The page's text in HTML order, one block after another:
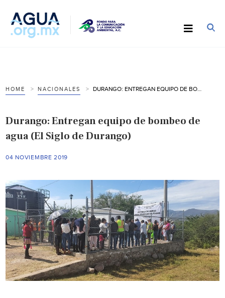
HOME NACIONALES
Durango: Entregan equipo de bombeo de
agua (El Siglo de Durango)
04 NOVIEMBRE 2019